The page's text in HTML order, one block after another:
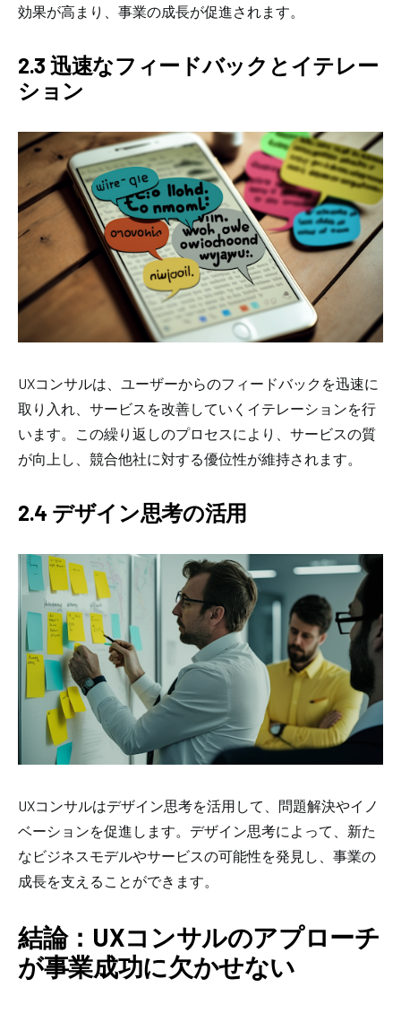
効果が高まり、事業の成長が促進されます。
2.3 迅速なフィードバックとイテレー
ション
UXコンサルは、ユーザーからのフィードバックを迅速に
取り入れ、サービスを改善していくイテレーションを行
います。この繰り返しのプロセスにより、サービスの質
が向上し、競合他社に対する優位性が維持されます。
2.4 デザイン思考の活用
UXコンサルはデザイン思考を活用して、問題解決やイノ
ベーションを促進します。デザイン思考によって、新た
なビジネスモデルやサービスの可能性を発見し、事業の
成長を支えることができます。
結論：UXコンサルのアプローチ
が事業成功に欠かせない